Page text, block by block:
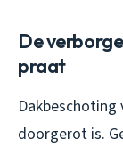
De
praat
doorgerot is.